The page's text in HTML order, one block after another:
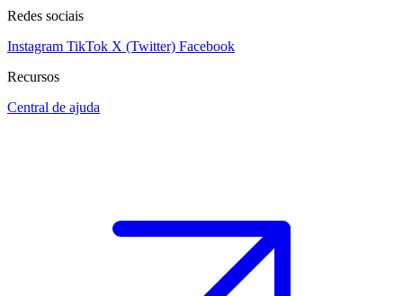
Redes sociais
Instagram TikTok X (Twitter) Facebook
Recursos
Central de ajuda